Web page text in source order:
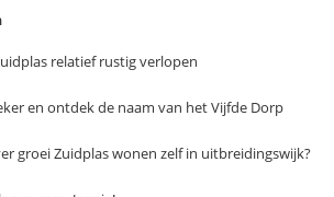
relatief rustig verlopen
en ontdek de naam van het Vijfde Dorp
groei Zuidplas wonen zelf in uitbreidingswijk?